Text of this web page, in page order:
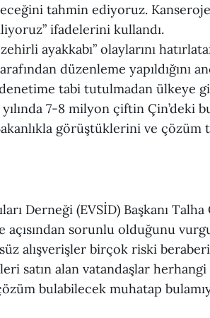
tahmin ediyoruz.
ifadelerini kullandı.
ayakkabı” olaylarını
düzenleme yapıldığını
tabi tutulmadan ülkeye
yılında 7-8 milyon çiftin Çin’deki
görüştüklerini ve
Derneği (EVSİD) Başkanı Talha
sorunlu olduğunu
alışverişler birçok riski
satın alan vatandaşlar
bulabilecek muhatap